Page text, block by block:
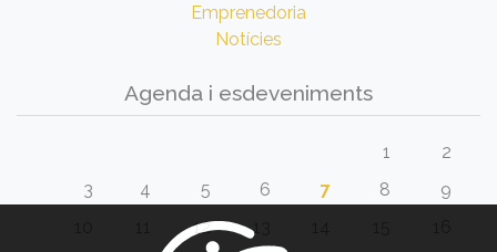
Emprenedoria
Notícies
Agenda i esdeveniments
1
2
3
4 5 6 7 8
9
12 13